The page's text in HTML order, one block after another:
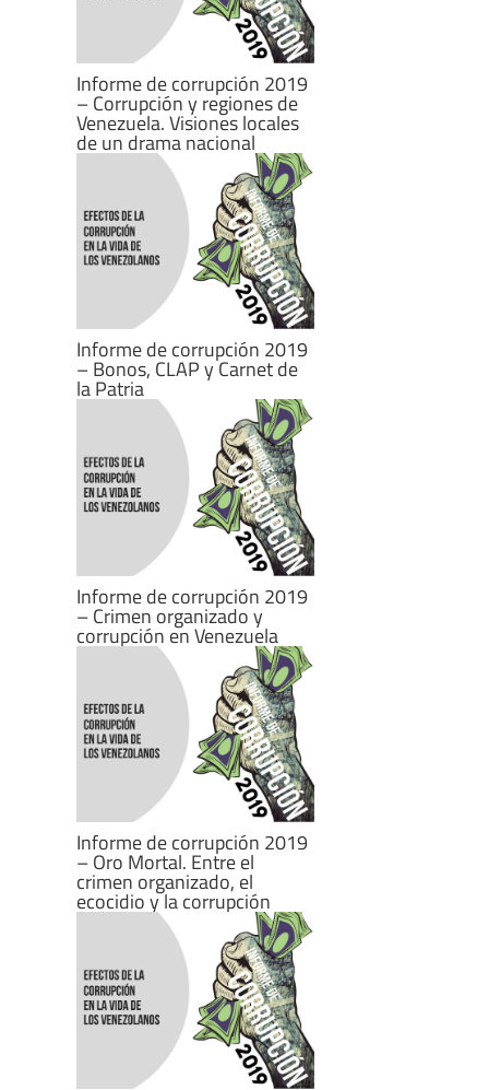
Informe de corrupción 2019
– Corrupción y regiones de
Venezuela. Visiones locales
de un drama nacional
Informe de corrupción 2019
– Bonos, CLAP y Carnet de
la Patria
Informe de corrupción 2019
– Crimen organizado y
corrupción en Venezuela
Informe de corrupción 2019
– Oro Mortal. Entre el
crimen organizado, el
ecocidio y la corrupción